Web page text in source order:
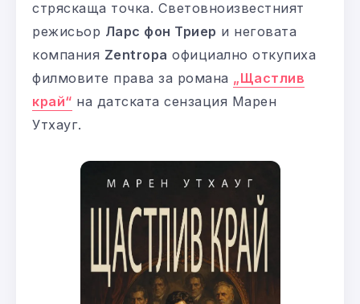
стряскаща точка. Световноизвестният
режисьор Ларс фон Триер и неговата
компания Zentropa официално откупиха
филмовите права за романа „Щастлив
край“ на датската сензация Марен
Утхауг.